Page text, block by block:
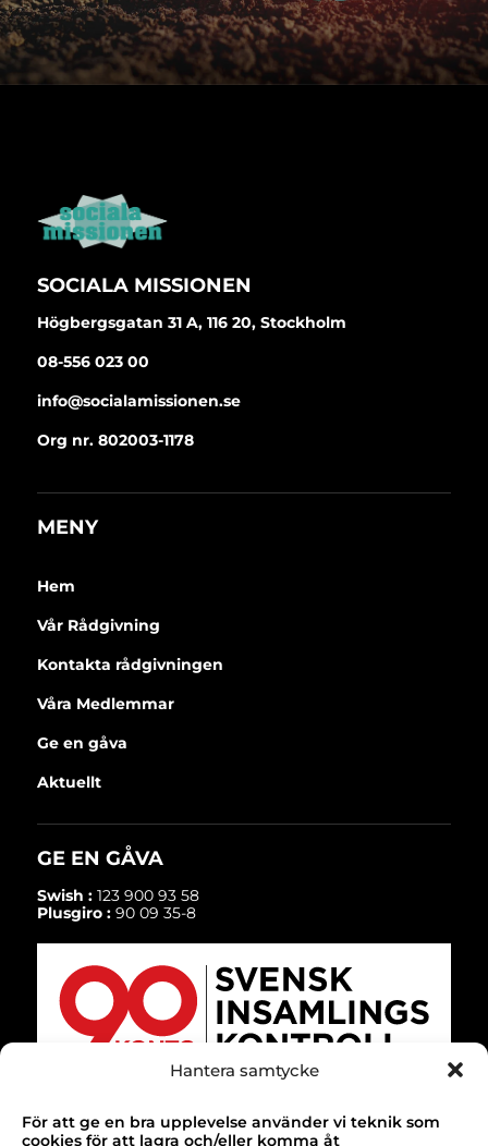
Hantera samtycke
För att ge en bra upplevelse använder vi teknik som
cookies för att lagra och/eller komma åt
SOCIALA MISSIONEN
Högbergsgatan 31 A, 116 20, Stockholm
08-556 023 00
info@socialamissionen.se
Org nr. 802003-1178
MENY
Hem
Vår Rådgivning
Kontakta rådgivningen
Våra Medlemmar
Ge en gåva
Aktuellt
GE EN GÅVA
Swish :123 900 93 58
Plusgiro :90 09 35-8
TACK!